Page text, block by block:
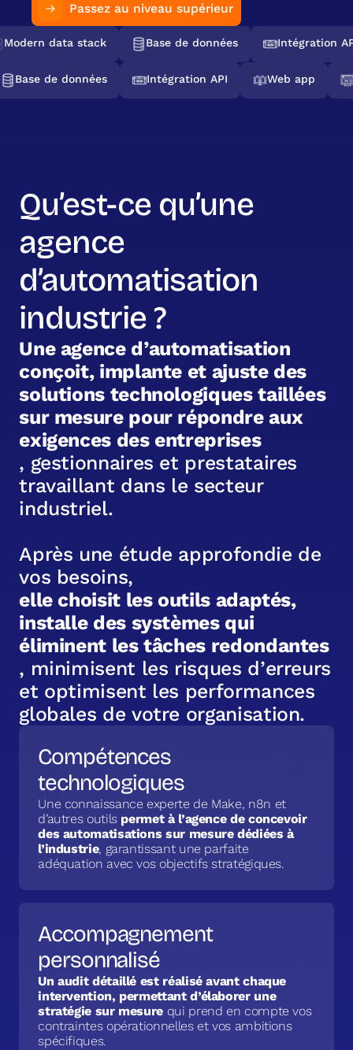
Passez au niveau supérieur
data stack Base de données Intégration API
Base de données Intégration API Web app
Qu’est-ce qu’une
agence
d’automatisation
industrie ?
Une agence d’automatisation
conçoit, implante et ajuste des
solutions technologiques taillées
sur mesure pour répondre aux
exigences des entreprises
, gestionnaires et prestataires
travaillant dans le secteur
industriel.
Après une étude approfondie de
vos besoins,
elle choisit les outils adaptés,
installe des systèmes qui
éliminent les tâches redondantes
, minimisent les risques d’erreurs
et optimisent les performances
globales de votre organisation.
Compétences
technologiques
Une connaissance experte de Make, n8n et
d’autres outils permet à l’agence de concevoir
des automatisations sur mesure dédiées à
l’industrie, garantissant une parfaite
adéquation avec vos objectifs stratégiques.
Accompagnement
personnalisé
Un audit détaillé est réalisé avant chaque
intervention, permettant d’élaborer une
stratégie sur mesure qui prend en compte vos
contraintes opérationnelles et vos ambitions
spécifiques.